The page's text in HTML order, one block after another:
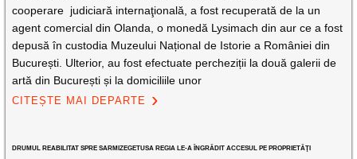
cooperare judiciară internaţională, a fost recuperată de la un
agent comercial din Olanda, o monedă Lysimach din aur ce a fost
depusă în custodia Muzeului Național de Istorie a României din
București. Ulterior, au fost efectuate percheziții la două galerii de
artă din București și la domiciliile unor
CITEȘTE MAI DEPARTE
DRUMUL REABILITAT SPRE SARMIZEGETUSA REGIA LE-A ÎNGRĂDIT ACCESUL PE PROPRIETĂŢI